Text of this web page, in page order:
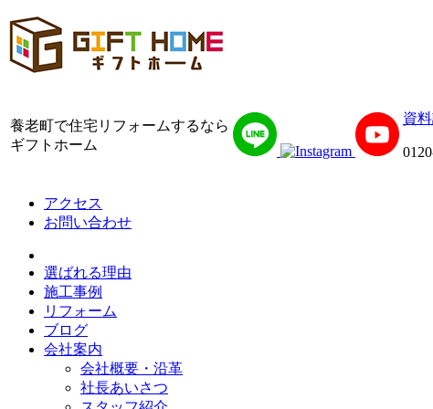
養老町で住宅リフォームするなら
ギフトホーム
資
アクセス
お問い合わせ
選ばれる理由
施工事例
リフォーム
ブログ
会社案内
会社概要・沿革
社長あいさつ